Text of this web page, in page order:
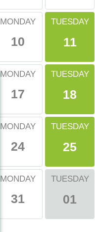
MONDAY
10
TUESDAY
11
MONDAY
17
TUESDAY
18
MONDAY
24
TUESDAY
25
MONDAY
31
TUESDAY
01